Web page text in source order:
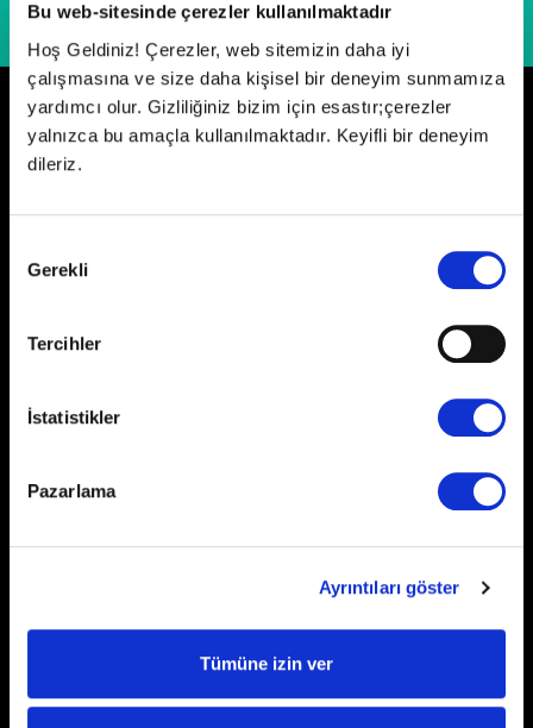
Bu web-sitesinde çerezler kullanılmaktadır
Hoş Geldiniz! Çerezler, web sitemizin daha iyi
çalışmasına ve size daha kişisel bir deneyim sunmamıza
yardımcı olur. Gizliliğiniz bizim için esastır;çerezler
yalnızca bu amaçla kullanılmaktadır. Keyifli bir deneyim
dileriz.
Seçimi
Gerekli
Tercihler
İstatistikler
Pazarlama
Ayrıntıları göster
Tümüne izin ver
Neler Oluyor?
ile Örgü Şenliği
MarsMedia X Peugeot - 14 Şubat
Sevgililer Günü Kampanyası